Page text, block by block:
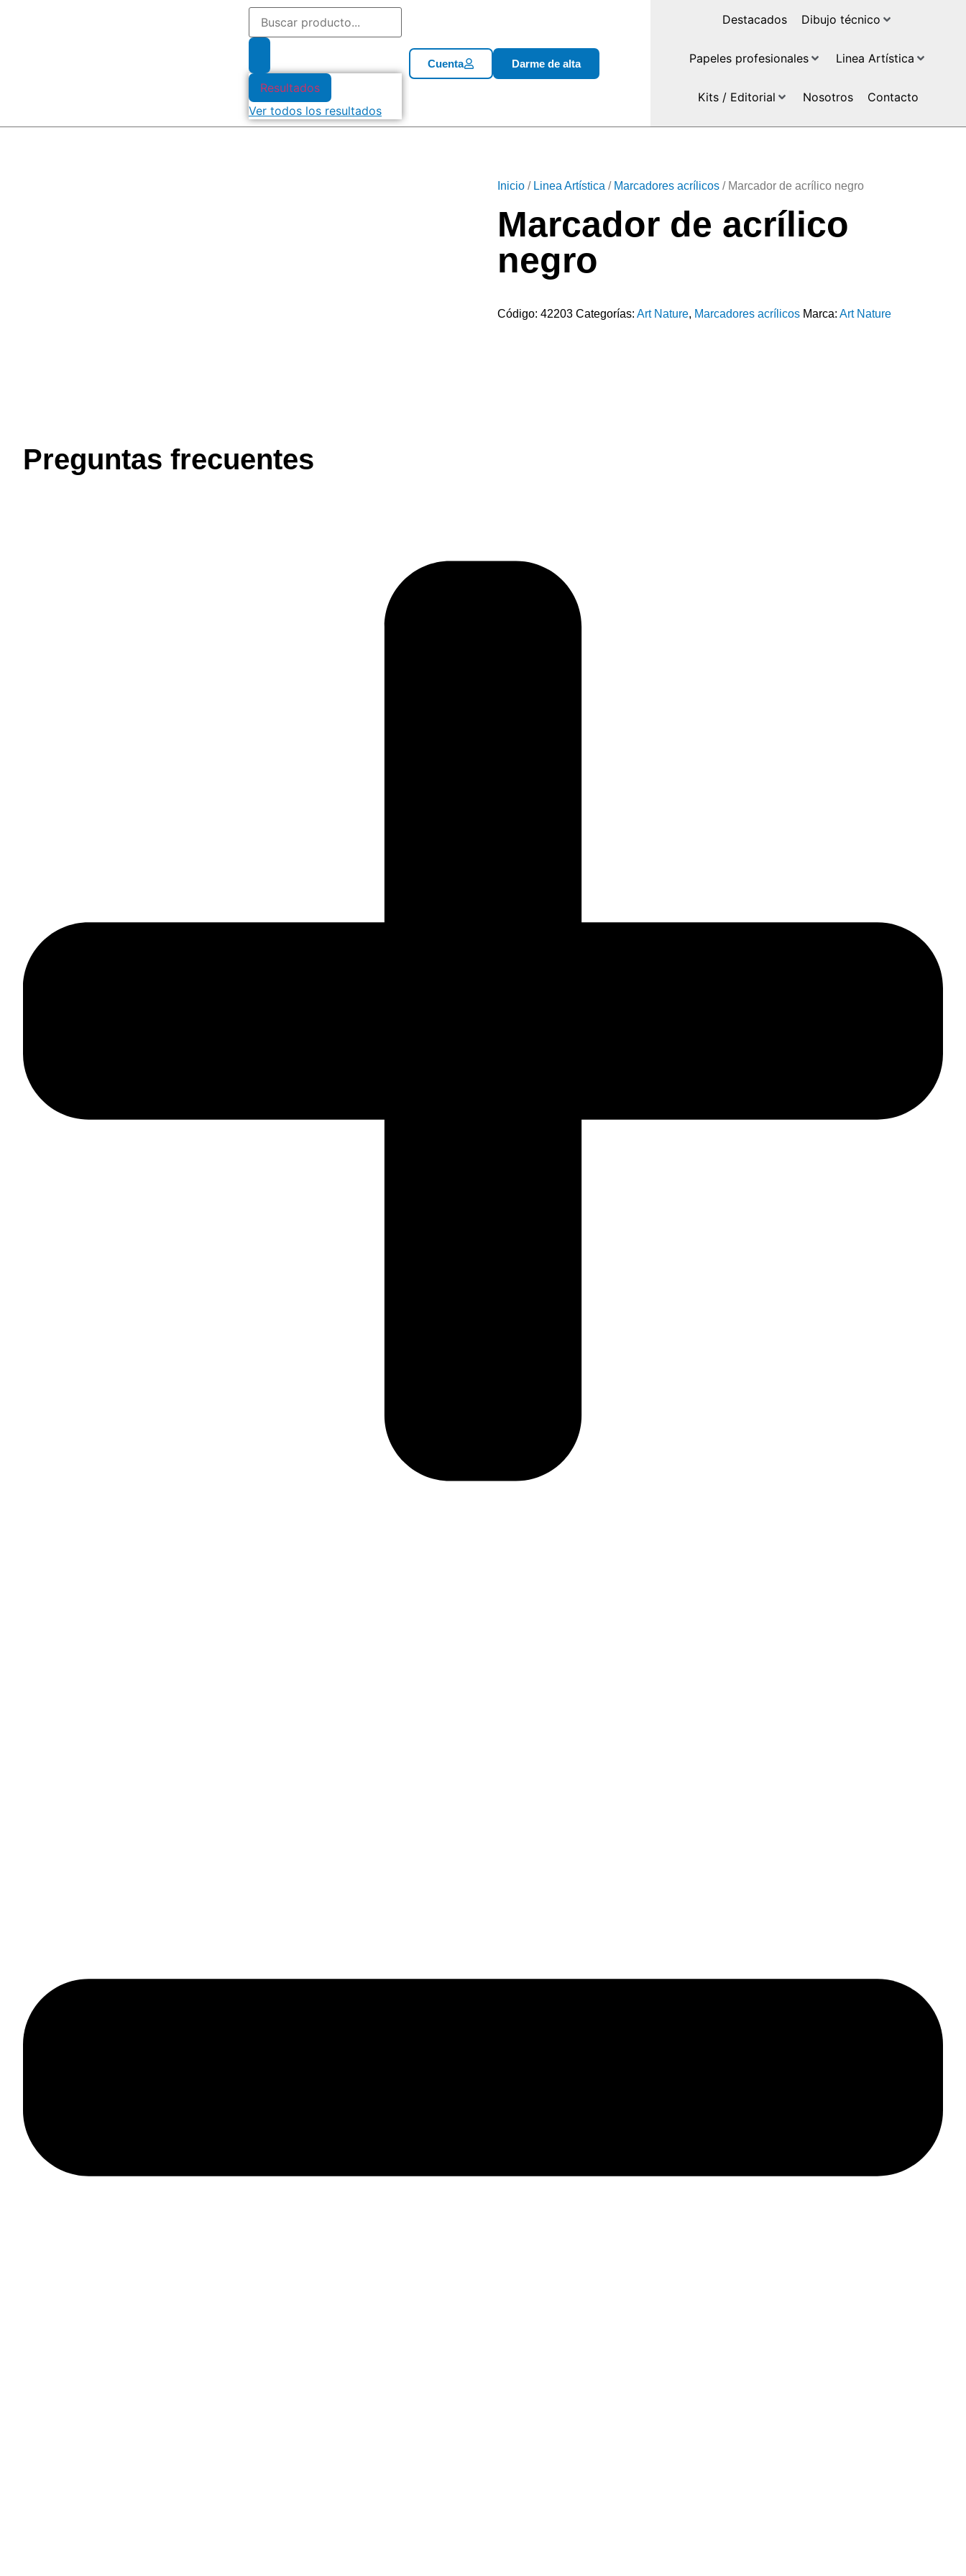
Resultados
Ver todos los resultados
Cuenta Darme de alta
Destacados Dibujo técnico
Papeles profesionales Linea Artística
Kits / Editorial Nosotros Contacto
Inicio / Linea Artística / Marcadores acrílicos / Marcador de acrílico negro
Marcador de acrílico
negro
Código: 42203 Categorías: Art Nature, Marcadores acrílicos Marca: Art Nature
Preguntas frecuentes